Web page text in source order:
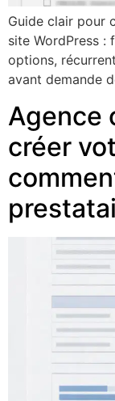
Guide clair pour
site WordPress :
options,
avant demande
Agence
créer